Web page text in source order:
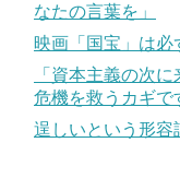
なたの言葉を」
映画「国宝」は必
「資本主義の次
危機を救うカギで
逞しいという形容